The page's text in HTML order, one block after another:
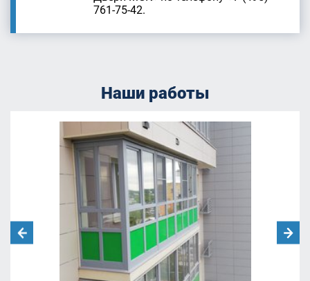
761-75-42.
Наши работы